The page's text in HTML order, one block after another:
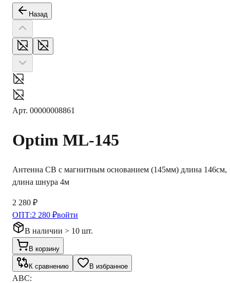
Назад
Арт. 00000008861
Optim ML-145
Антенна СВ с магнитным основанием (145мм) длина 146см,
длина шнура 4м
2 280 ₽
ОПТ:2 280 ₽войти
В наличии > 10 шт.
В корзину
К сравнению В избранное
ABC: